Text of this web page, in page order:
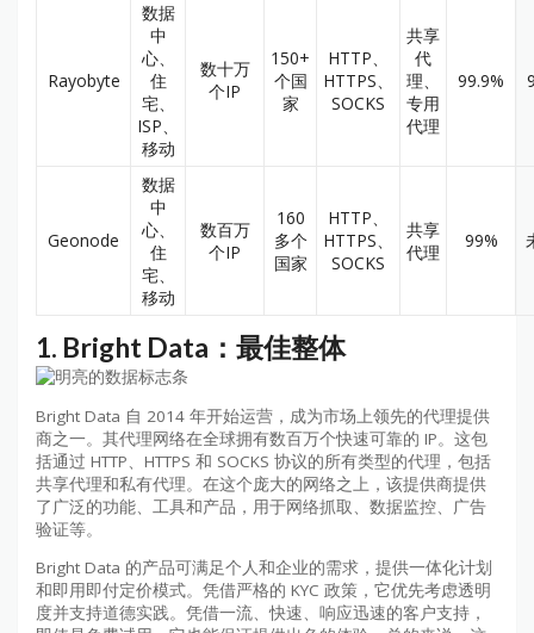
Rayobyte
数据
中
心、
住
宅、
ISP、
移动
数十万
个IP
150+
个国
家
HTTP、
HTTPS、
SOCKS
共享
代
理、
专用
代理
99.9%
Geonode
数据
中
心、
住
宅、
移动
数百万
个IP
160
多个
国家
HTTP、
HTTPS、
SOCKS
共享
代理
99%
1. Bright Data：最佳整体
Bright Data 自 2014 年开始运营，成为市场上领先的代理提供
商之一。其代理网络在全球拥有数百万个快速可靠的 IP。这包
括通过 HTTP、HTTPS 和 SOCKS 协议的所有类型的代理，包括
共享代理和私有代理。在这个庞大的网络之上，该提供商提供
了广泛的功能、工具和产品，用于网络抓取、数据监控、广告
验证等。
Bright Data 的产品可满足个人和企业的需求，提供一体化计划
和即用即付定价模式。凭借严格的 KYC 政策，它优先考虑透明
度并支持道德实践。凭借一流、快速、响应迅速的客户支持，